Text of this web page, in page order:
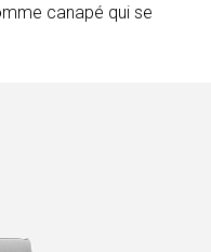
canapé qui se